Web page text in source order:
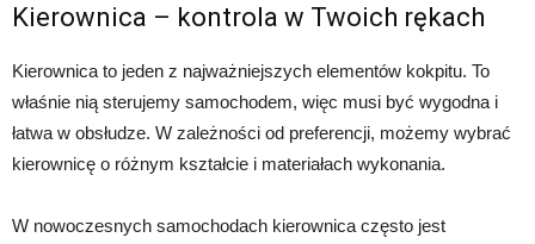
Kierownica – kontrola w Twoich rękach
Kierownica to jeden z najważniejszych elementów kokpitu. To
właśnie nią sterujemy samochodem, więc musi być wygodna i
łatwa w obsłudze. W zależności od preferencji, możemy wybrać
kierownicę o różnym kształcie i materiałach wykonania.
W nowoczesnych samochodach kierownica często jest